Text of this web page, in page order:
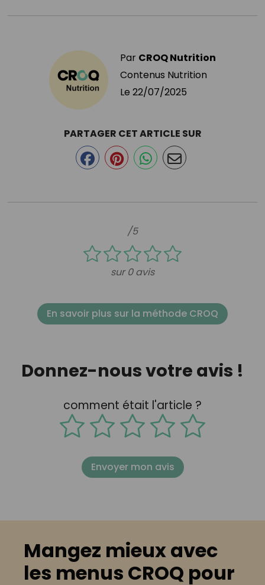
Par CROQ Nutrition
Contenus Nutrition
Le 22/07/2025
/5
sur 0 avis
PARTAGER CET ARTICLE SUR
En savoir plus sur la méthode CROQ
Donnez-nous votre avis !
comment était l'article ?
Envoyer mon avis
Mangez mieux avec
les menus CROQ pour